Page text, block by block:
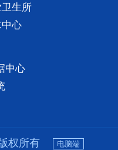
生所
心
中心
权所有 电脑端